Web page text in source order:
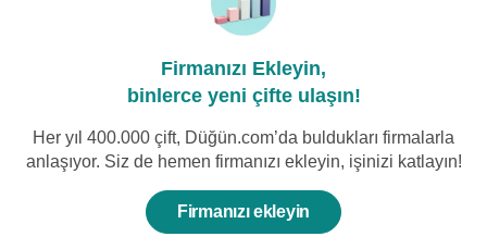
Firmanızı Ekleyin,
binlerce yeni çifte ulaşın!
Her yıl 400.000 çift, Düğün.com’da buldukları firmalarla
anlaşıyor. Siz de hemen firmanızı ekleyin, işinizi katlayın!
Firmanızı ekleyin